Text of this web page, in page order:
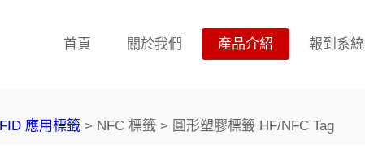
首頁 關於我們 產品介紹 報到系統
應用標籤 > NFC 標籤 > 圓形塑膠標籤 HF/NFC Tag